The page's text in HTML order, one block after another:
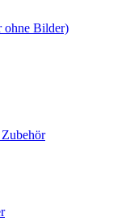
Bilder)